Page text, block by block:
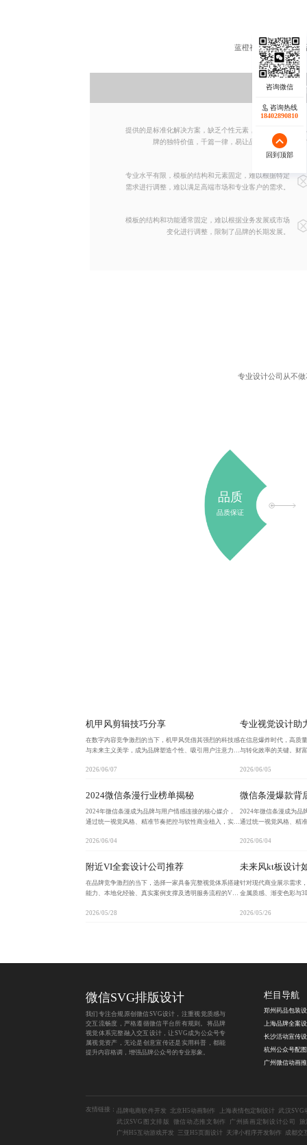
蓝橙视觉强调的是为
模板平
提供的是标准化解决方案，缺乏个性元素，难以体现品
牌的独特价值，千篇一律，易让品牌同质化。
专业水平有限，模板的结构和元素固定，难以根据特定
需求进行调整，难以满足高端市场和专业客户的需求。
模板的结构和功能通常固定，难以根据业务发展或市场
变化进行调整，限制了品牌的长期发展。
专业设计公司 从不
品质
品质保证
机甲风剪辑技巧分享
在数字内容竞争激烈的当下，机甲风凭借其强烈的科技感
与未来主义美学，成为品牌塑造个性、吸引用户注意力的
统与紧凑剪辑节奏的有机融合，实现功能可视化与情绪共
2026/06/07
专业视觉设计助
在信息爆炸时代，高质
与转化效率的关键。财
到用户信任的跨越，显
2026/06/05
2024微信条漫行业榜单揭秘
2024年微信条漫成为品牌与用户情感连接的核心媒介，
通过统一视觉风格、精准节奏把控与软性商业植入，实现
易裂变的特性，正重塑数字内容生态，助力品牌私域增
2026/06/04
微信条漫爆款背
2024年微信条漫成为品
通过统一视觉风格、精
易裂变的特性，正重塑
2026/06/04
附近VI全套设计公司推荐
在品牌竞争激烈的当下，选择一家具备完整视觉体系搭建
能力、本地化经验、真实案例支撑及透明服务流程的VI
键。设计需服务于品牌战略，而非单纯追求美感，确保视
2026/05/28
未来风kt板设计
针对现代商业展示需求
金属质感、渐变色彩与
装与长期复用。该设计
2026/05/26
咨询热线
17723342546
回到顶部
咨询热线
18402890810
回到顶部
微信SVG排版设计
我们专注合规原创微信SVG设计，注重视觉质感与
交互流畅度，严格遵循微信平台所有规则。将品牌
视觉体系完整融入交互设计，让SVG成为公众号专
属视觉资产，无论是创意宣传还是实用科普，都能
提升内容格调，增强品牌公众号的专业形象。
栏目导航
友情链接： 品牌电商软件开发 北京H5动画制作 上海表情包定制设计
武汉SVG
武汉SVG图文排版
微信动态推文制作 广州插画定制设计公司
广州H5互动游戏开发
三亚H5页面设计 天津小程序开发制作 成都交